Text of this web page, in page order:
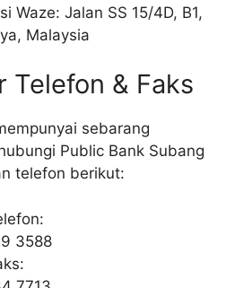
Waze: Jalan SS 15/4D, B1,
Malaysia
Telefon & Faks
sebarang
Public Bank Subang
telefon berikut:
3588